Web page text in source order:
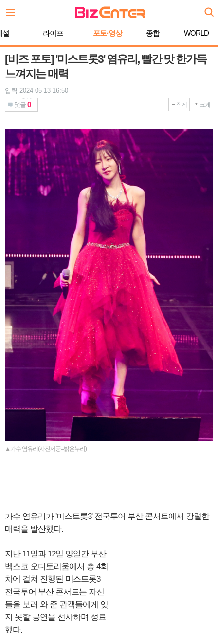
문
로
기
셜 라이프 포토·영상 종합 WORLD
[비즈 포토] '미스트롯3' 염유리, 빨간 맛 한가득
느껴지는 매력
입력 2024-05-13 16:50
댓글 0 작게 크게
▲가수 염유리(사진제공=밝은누리)
가수 염유리가 '미스트롯3' 전국투어 부산 콘서트에서 강렬한
매력을 발산했다.
지난 11일과 12일 양일간 부산
벡스코 오디토리움에서 총 4회
차에 걸쳐 진행된 미스트롯3
전국투어 부산 콘서트는 자신
들을 보러 와 준 관객들에게 잊
지 못할 공연을 선사하며 성료
했다.